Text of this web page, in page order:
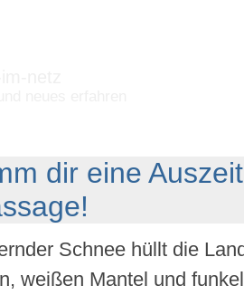
dir eine
Schnee hüllt die
weißen Mantel und